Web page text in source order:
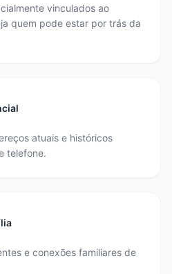
vinculados ao
quem pode estar por trás da
atuais e históricos
telefone.
e conexões familiares de